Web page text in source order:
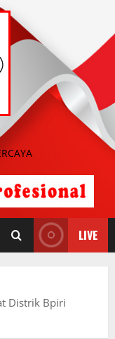
LIVE
Distrik Bpiri